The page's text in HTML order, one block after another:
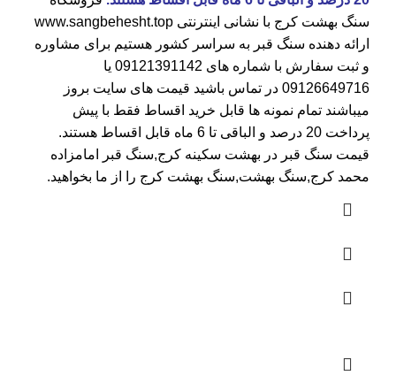
سنگ بهشت کرج با نشانی اینترنتی www.sangbehesht.top
ارائه دهنده سنگ قبر به سراسر کشور هستیم برای مشاوره
و ثبت سفارش با شماره های 09121391142 یا
09126649716 در تماس باشید قیمت های سایت بروز
میباشند تمام نمونه ها قابل خرید اقساط فقط با پیش
پرداخت 20 درصد و الباقی تا 6 ماه قابل اقساط هستند.
قیمت سنگ قبر در بهشت سکینه کرج,سنگ قبر امامزاده
محمد کرج,سنگ بهشت,سنگ بهشت کرج را از ما بخواهید.